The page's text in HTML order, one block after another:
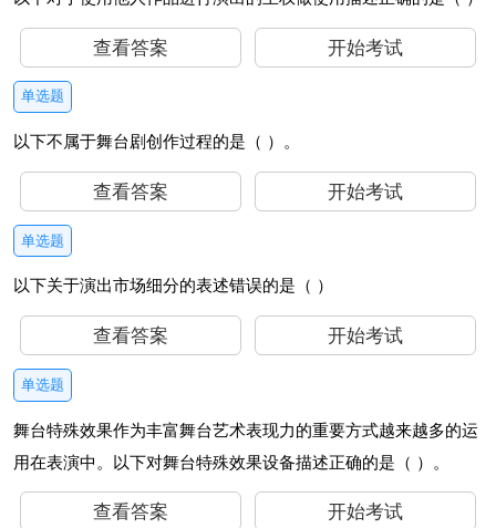
查看答案 开始考试
单选题
以下不属于舞台剧创作过程的是（ ）。
查看答案 开始考试
单选题
以下关于演出市场细分的表述错误的是（ ）
查看答案 开始考试
单选题
舞台特殊效果作为丰富舞台艺术表现力的重要方式越来越多的运
用在表演中。以下对舞台特殊效果设备描述正确的是（ ）。
查看答案 开始考试